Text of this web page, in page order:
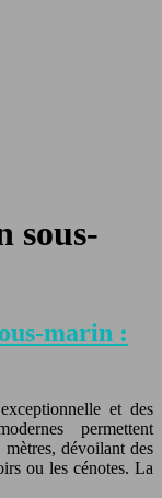
sous-
marin :
et des
permettent
dévoilant des
ou les cénotes. La